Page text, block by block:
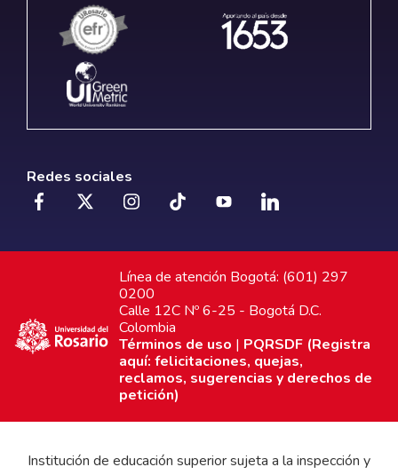
Redes sociales
Línea de atención Bogotá: (601) 297
0200
Calle 12C Nº 6-25 - Bogotá D.C.
Colombia
Términos de uso | PQRSDF (Registra
aquí: felicitaciones, quejas,
reclamos, sugerencias y derechos de
petición)
Institución de educación superior sujeta a la inspección y